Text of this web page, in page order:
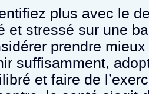
plus avec le
et stressé sur une
prendre
suffisamment,
et faire de